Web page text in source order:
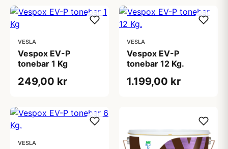
VESLA
Vespox EV-P
tonebar 1 Kg
249,00 kr
VESLA
Vespox EV-P
tonebar 12 Kg.
1.199,00 kr
VESLA